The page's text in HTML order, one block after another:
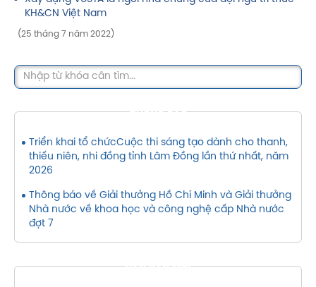
KH&CN Việt Nam
(25 tháng 7 năm 2022)
THÔNG BÁO
Triển khai tổ chứcCuộc thi sáng tạo dành cho thanh,
thiếu niên, nhi đồng tỉnh Lâm Đồng lần thứ nhất, năm
2026
Thông báo về Giải thưởng Hồ Chí Minh và Giải thưởng
Nhà nước về khoa học và công nghệ cấp Nhà nước
đợt 7
VĂN BẢN MỚI